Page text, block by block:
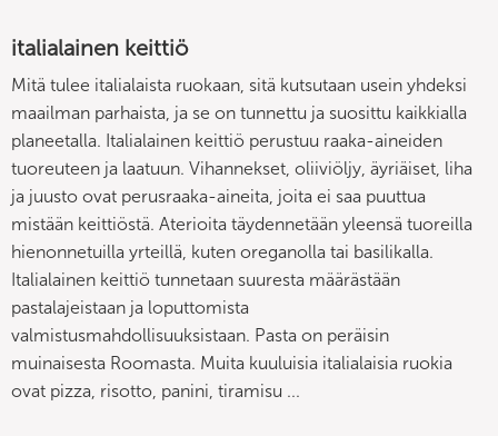
italialainen keittiö
Mitä tulee italialaista ruokaan, sitä kutsutaan usein yhdeksi
maailman parhaista, ja se on tunnettu ja suosittu kaikkialla
planeetalla. Italialainen keittiö perustuu raaka-aineiden
tuoreuteen ja laatuun. Vihannekset, oliiviöljy, äyriäiset, liha
ja juusto ovat perusraaka-aineita, joita ei saa puuttua
mistään keittiöstä. Aterioita täydennetään yleensä tuoreilla
hienonnetuilla yrteillä, kuten oreganolla tai basilikalla.
Italialainen keittiö tunnetaan suuresta määrästään
pastalajeistaan ja loputtomista
valmistusmahdollisuuksistaan. Pasta on peräisin
muinaisesta Roomasta. Muita kuuluisia italialaisia ruokia
ovat pizza, risotto, panini, tiramisu ...